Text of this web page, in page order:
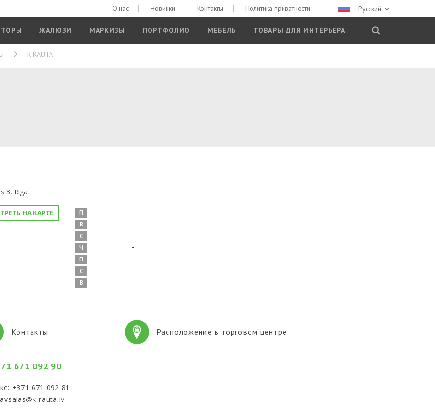
О нас Новинки Контакты Политика приватности Русский
ЖАЛЮЗИ МАРКИЗЫ ПОРТФОЛИО МЕБЕЛЬ ТОВАРЫ ДЛЯ ИНТЕРЬЕРА
K-RAUTA
3, Rīga
НА КАРТЕ
П
В
С
Ч
П
С
В
-
Контакты
671 092 90
+371 671 092 81
rauta.lv
Расположение в торговом центре